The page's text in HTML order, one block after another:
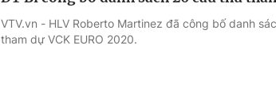
VTV.vn - HLV Roberto Martinez đã công bố danh
tham dự VCK EURO 2020.